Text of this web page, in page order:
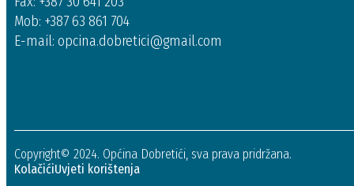
Mob: +387 63 861 704
E-mail: opcina.dobretici@gmail.com
Copyright© 2024. Općina Dobretići, sva prava pridržana.
KolačićiUvjeti korištenja